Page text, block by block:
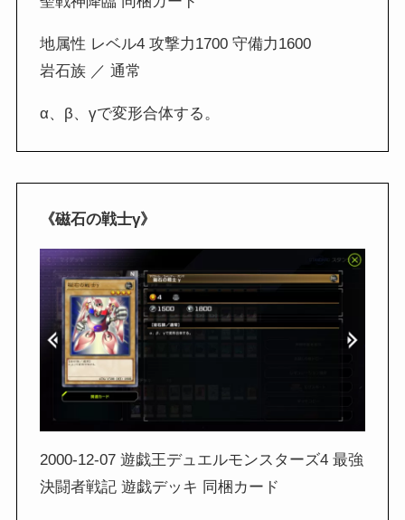
地属性 レベル4 攻撃力1700 守備力1600
岩石族 ／ 通常
α、β、γで変形合体する。
《磁石の戦士γ》
2000-12-07 遊戯王デュエルモンスターズ4 最強
決闘者戦記 遊戯デッキ 同梱カード